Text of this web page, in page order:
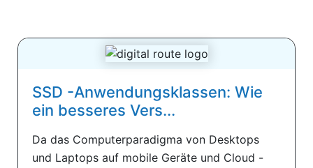
SSD -Anwendungsklassen: Wie
ein besseres Vers...
Da das Computerparadigma von Desktops
und Laptops auf mobile Geräte und Cloud -